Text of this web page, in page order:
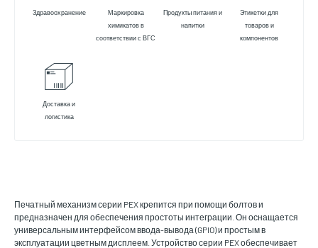
Здравоохранение
Маркировка
химикатов в
соответствии с ВГС
Продукты питания и
напитки
Этикетки для
товаров и
компонентов
Доставка и
логистика
Печатный механизм серии PEX крепится при помощи болтов и
предназначен для обеспечения простоты интеграции. Он оснащается
универсальным интерфейсом ввода-вывода (GPIO) и простым в
эксплуатации цветным дисплеем. Устройство серии PEX обеспечивает